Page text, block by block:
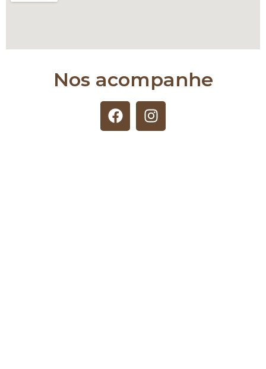
Nos acompanhe